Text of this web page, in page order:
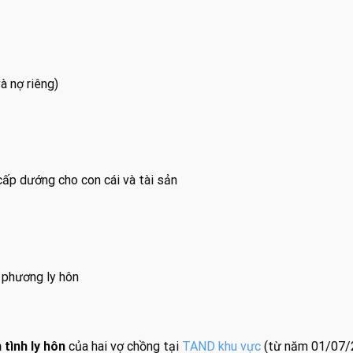
nợ riêng)
dướng cho con cái và tài sản
ly hôn
tình ly hôncủa hai vợ chồng tại TAND khu vực(từ năm 01/07/